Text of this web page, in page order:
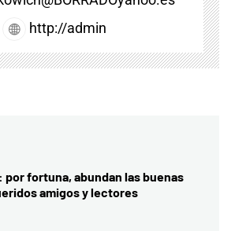
http://admin
por fortuna, abundan las buenas
amigos y lectores